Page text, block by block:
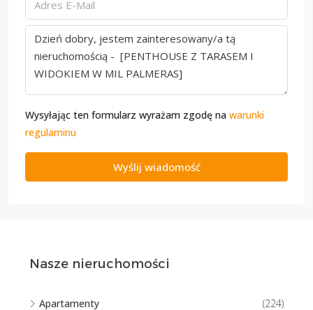
Wysyłając ten formularz wyrażam zgodę na warunki
regulaminu
Wyślij wiadomość
Nasze nieruchomości
Apartamenty
(224)